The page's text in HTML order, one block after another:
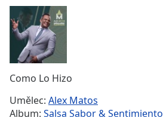
Duration-:-
Loaded:
0.00%
Stream
TypeLIVE
Seek to
live,
behind
liveLIVE
Como Lo Hizo
Umělec: Alex Matos
Album: Salsa Sabor & Sentimiento